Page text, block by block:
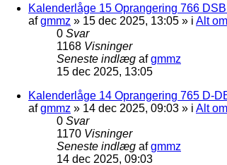
Kalenderlåge 15 Oprangering 766
afgmmz » 15 dec 2025, 13:05 » i Alt
0 Svar
1168 Visninger
Seneste indlæg afgmmz
15 dec 2025, 13:05
Kalenderlåge 14 Oprangering 765 D-
afgmmz » 14 dec 2025, 09:03 » i Alt
0 Svar
1170 Visninger
Seneste indlæg afgmmz
14 dec 2025, 09:03